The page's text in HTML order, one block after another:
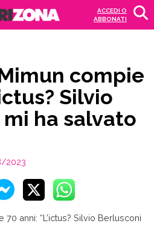
ACCEDI O
ABBONATI
compie
Silvio
ha salvato
2023